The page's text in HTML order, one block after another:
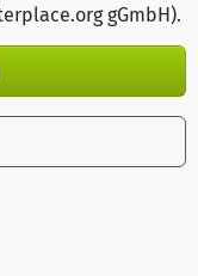
gGmbH).